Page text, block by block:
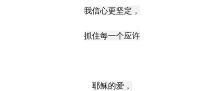
我信心更坚定，
抓住每一个应许
耶稣的爱，